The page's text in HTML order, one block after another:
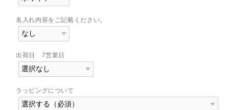
名入れ内容をご記載ください。
出荷日 7営業日
ラッピングについて